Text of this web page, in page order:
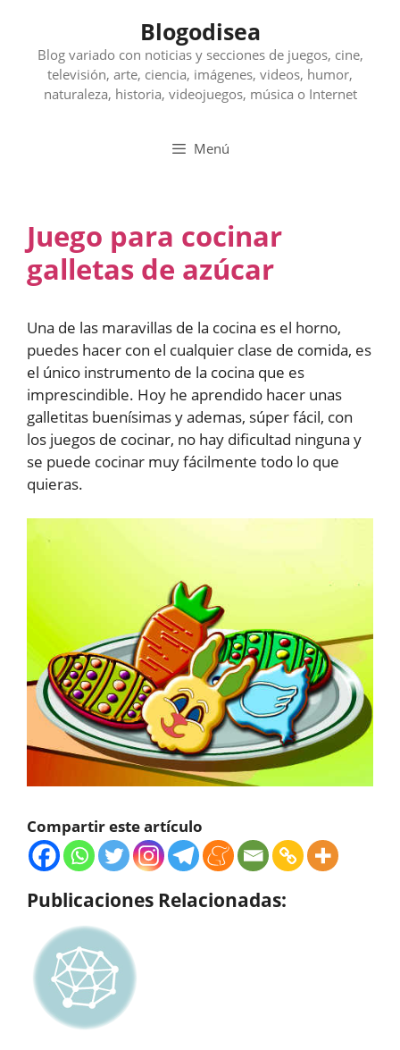
contenido
Blogodisea
Blog variado con noticias y secciones de juegos, cine,
televisión, arte, ciencia, imágenes, videos, humor,
naturaleza, historia, videojuegos, música o Internet
Menú
Juego para cocinar
galletas de azúcar
Una de las maravillas de la cocina es el horno,
puedes hacer con el cualquier clase de comida, es
el único instrumento de la cocina que es
imprescindible. Hoy he aprendido hacer unas
galletitas buenísimas y ademas, súper fácil, con
los juegos de cocinar, no hay dificultad ninguna y
se puede cocinar muy fácilmente todo lo que
quieras.
Compartir este artículo
Publicaciones Relacionadas: